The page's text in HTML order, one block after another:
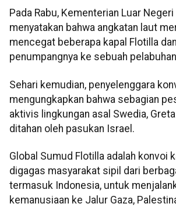
Pada Rabu, Kementerian Luar Negeri
menyatakan bahwa angkatan laut
mencegat beberapa kapal Flotilla
penumpangnya ke sebuah
Sehari kemudian, penyelenggara
mengungkapkan bahwa sebagian
aktivis lingkungan asal Swedia,
ditahan oleh pasukan Israel.
Global Sumud Flotilla adalah konvoi
digagas masyarakat sipil dari
termasuk Indonesia, untuk
kemanusiaan ke Jalur Gaza,